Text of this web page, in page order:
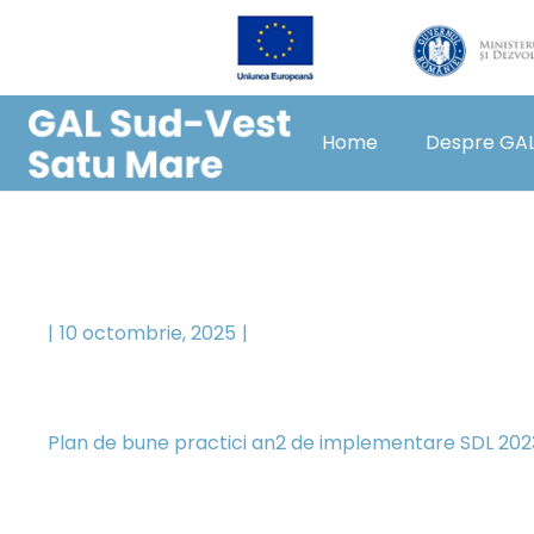
Home Despre
10 octombrie, 2025
Plan de bune practici an2 de implementare SDL